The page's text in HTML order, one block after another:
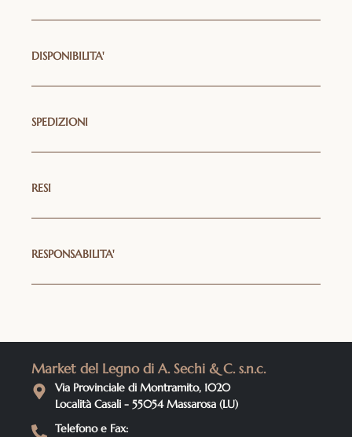
DISPONIBILITA'
SPEDIZIONI
RESI
RESPONSABILITA'
Market del Legno di A. Sechi & C. s.n.c.
Via Provinciale di Montramito, 1020
Località Casali - 55054 Massarosa (LU)
Telefono e Fax: